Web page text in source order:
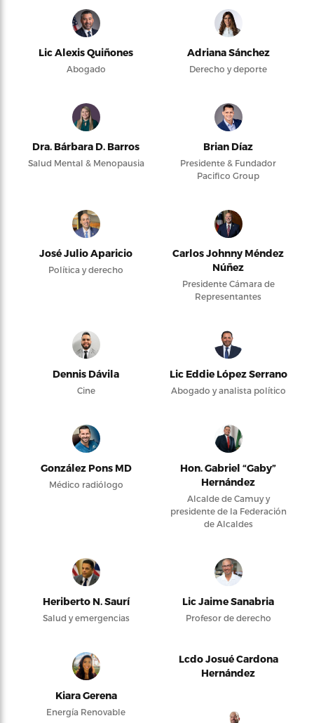
Lic Alexis Quiñones
Abogado
Adriana Sánchez
Derecho y deporte
Dra. Bárbara D. Barros
Salud Mental & Menopausia
Brian Díaz
Presidente & Fundador
Pacifico Group
José Julio Aparicio
Política y derecho
Carlos Johnny Méndez
Núñez
Presidente Cámara de
Representantes
Dennis Dávila
Cine
Lic Eddie López Serrano
Abogado y analista político
González Pons MD
Médico radiólogo
Hon. Gabriel “Gaby”
Hernández
Alcalde de Camuy y
presidente de la Federación
de Alcaldes
Heriberto N. Saurí
Salud y emergencias
Lic Jaime Sanabria
Profesor de derecho
Kiara Gerena
Energía Renovable
Lcdo Josué Cardona
Hernández